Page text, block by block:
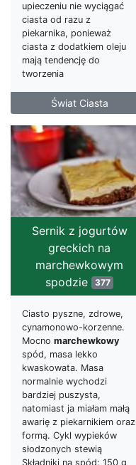
upieczeniu nie wyciągać
ciasta od razu z
piekarnika, ponieważ
ciasta z dodatkiem oleju
mają tendencję do
tworzenia
Świat Ciasta
Sernik z jogurtów
greckich na
marchewkowym
spodzie
377
Ciasto pyszne, zdrowe,
cynamonowo-korzenne.
Mocno marchewkowy
spód, masa lekko
kwaskowata. Masa
normalnie wychodzi
bardziej puszysta,
natomiast ja miałam małą
awarię z piekarnikiem oraz
formą. Cykl wypieków
słodzonych stewią
Składniki na spód: 150 g